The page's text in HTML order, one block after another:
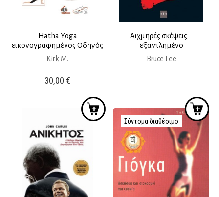
Hatha Yoga
εικονογραφημένος Οδηγός
Kirk M.
30,00€
Αιχμηρές σκέψεις –
εξαντλημένο
Bruce Lee
Σύντομα διαθέσιμο